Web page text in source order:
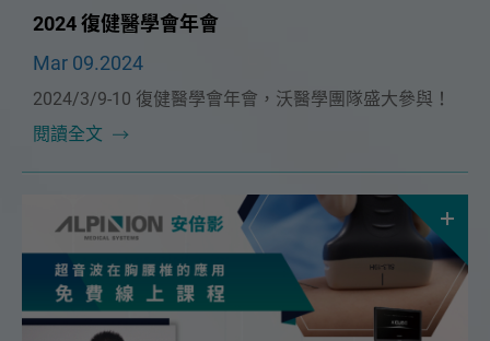
2024 復健醫學會年會
Mar 09.2024
2024/3/9-10 復健醫學會年會，沃醫學團隊盛大參與！
閱讀全文